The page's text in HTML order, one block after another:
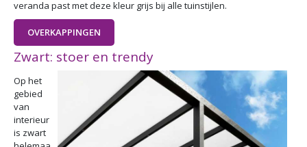
veranda past met deze kleur grijs bij alle tuinstijlen.
OVERKAPPINGEN
Zwart: stoer en trendy
Op het
gebied
van
interieur
is zwart